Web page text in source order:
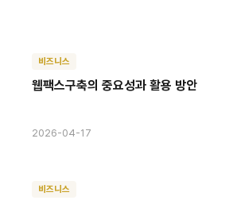
비즈니스
웹팩스구축의 중요성과 활용 방안
2026-04-17
비즈니스